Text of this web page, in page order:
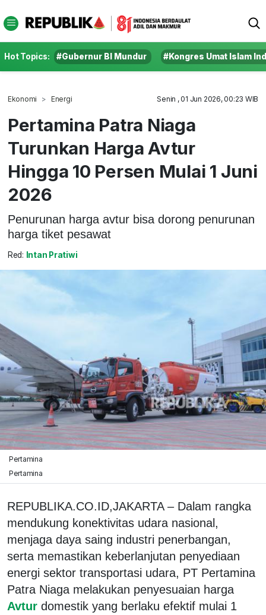
Hot Topics: #Gubernur BI Mundur #Kongres Umat Islam
Ekonomi Energi Senin , 01 Jun 2026, 00:23 WIB
Pertamina Patra Niaga
Turunkan Harga Avtur
Hingga 10 Persen Mulai 1 Juni
2026
Penurunan harga avtur bisa dorong penurunan
harga tiket pesawat
Red: Intan Pratiwi
Pertamina
Pertamina
REPUBLIKA.CO.ID,JAKARTA – Dalam rangka
mendukung konektivitas udara nasional,
menjaga daya saing industri penerbangan,
serta memastikan keberlanjutan penyediaan
energi sektor transportasi udara, PT Pertamina
Patra Niaga melakukan penyesuaian harga
Avtur domestik yang berlaku efektif mulai 1